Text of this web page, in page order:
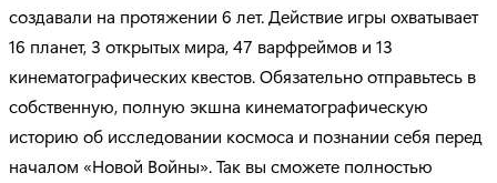
создавали на протяжении 6 лет. Действие игры охватывает
16 планет, 3 открытых мира, 47 варфреймов и 13
кинематографических квестов. Обязательно отправьтесь в
собственную, полную экшна кинематографическую
историю об исследовании космоса и познании себя перед
началом «Новой Войны». Так вы сможете полностью